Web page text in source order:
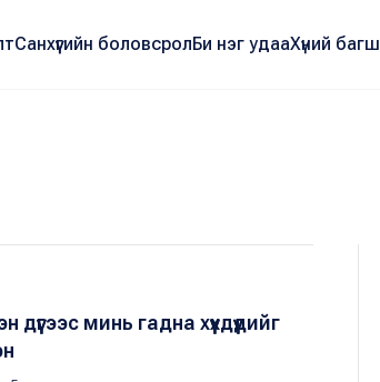
Санхүүгийн боловсролБи нэг удааХүний багш
дүүгээс минь гадна хүүхдүүдийг